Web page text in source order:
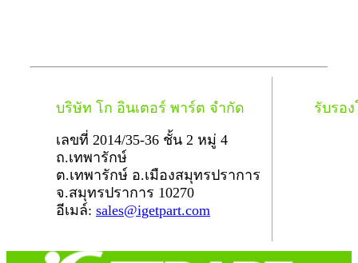
บริษัท โก อินเตอร์ พาร์ต จำกัด
เลขที่ 2014/35-36 ชั้น 2 หมู่ 4
ถ.เทพารักษ์
ต.เทพารักษ์ อ.เมืองสมุทรปราการ
จ.สมุทรปราการ 10270
อีเมล์: sales@igetpart.com
รับรอ